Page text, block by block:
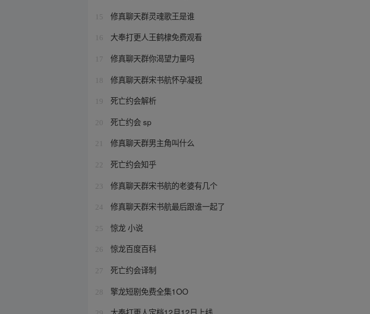
15 修真聊天群灵魂歌王是谁
16 大奉打更人王鹤棣免费观看
17 修真聊天群你渴望力量吗
18 修真聊天群宋书航怀孕凝视
19 死亡约会解析
20 死亡约会 sp
21 修真聊天群男主角叫什么
22 死亡约会知乎
23 修真聊天群宋书航的老婆有几个
24 修真聊天群宋书航最后跟谁一起了
25 惊龙 小说
26 惊龙百度百科
27 死亡约会译制
28 擎龙短剧免费全集1OO